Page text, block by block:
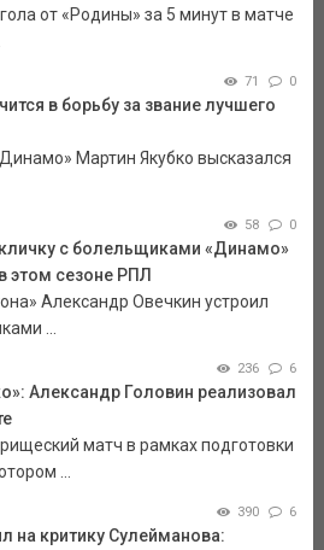
от «Родины» за 5 минут в матче
71 0
в борьбу за звание лучшего
Мартин Якубко высказался
58 0
с болельщиками «Динамо»
этом сезоне РПЛ
Александр Овечкин устроил
...
236 6
Александр Головин реализовал
матч в рамках подготовки
...
390 6
на критику Сулейманова: